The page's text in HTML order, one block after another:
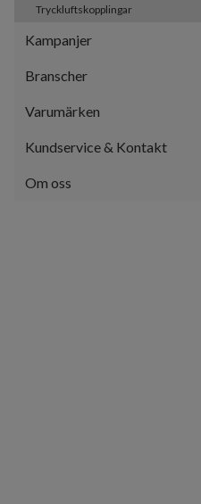
Tryckluftskopplingar
Kampanjer
Branscher
Varumärken
Kundservice & Kontakt
Om oss